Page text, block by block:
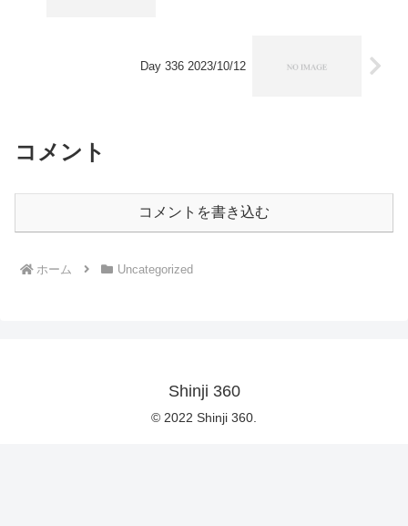
Day 336 2023/10/12
コメント
コメントを書き込む
ホーム Uncategorized
Shinji 360
© 2022 Shinji 360.